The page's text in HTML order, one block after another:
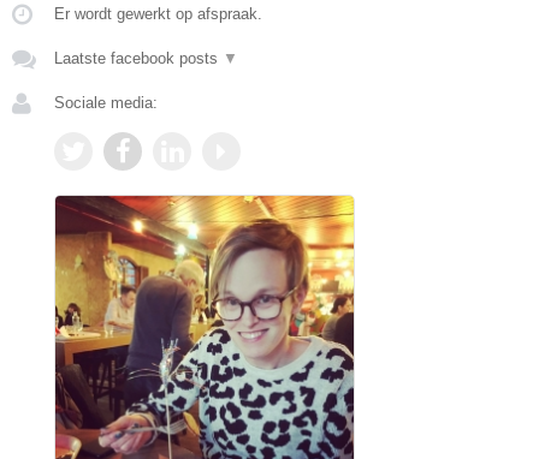
Er wordt gewerkt op afspraak.
Laatste facebook posts ▼
Sociale media: